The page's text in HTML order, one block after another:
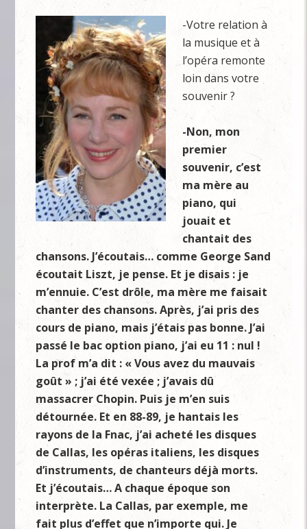
-Votre relation à
la musique et à
l’opéra remonte
loin dans votre
souvenir ?
-Non, mon
premier
souvenir, c’est
ma mère au
piano, qui
jouait et
chantait des
chansons. J’écoutais… comme George Sand
écoutait Liszt, je pense. Et je disais : je
m’ennuie. C’est drôle, ma mère me faisait
chanter des chansons. Après, j’ai pris des
cours de piano, mais j’étais pas bonne. J’ai
passé le bac option piano, j’ai eu 11 : nul !
La prof m’a dit : « Vous avez du mauvais
goût » ; j’ai été vexée ; j’avais dû
massacrer Chopin. Puis je m’en suis
détournée. Et en 88-89, je hantais les
rayons de la Fnac, j’ai acheté les disques
de Callas, les opéras italiens, les disques
d’instruments, de chanteurs déjà morts.
Et j’écoutais… A chaque époque son
interprète. La Callas, par exemple, me
fait plus d’effet que n’importe qui. Je